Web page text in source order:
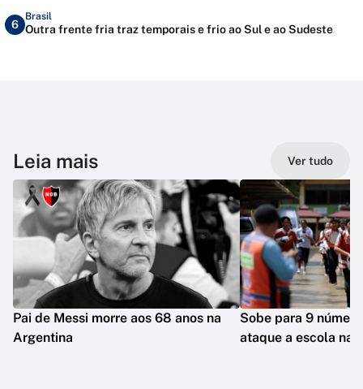
6
Brasil
Outra frente fria traz temporais e frio ao Sul e ao Sudeste
Leia mais Ver tudo
Pai de Messi morre aos 68 anos na
Argentina
Sobe para 9
ataque a escola na